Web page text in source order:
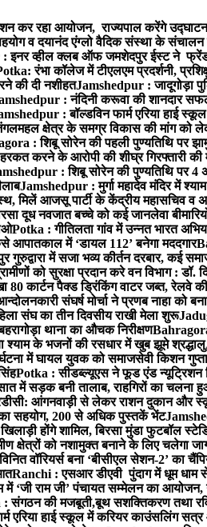
कर रहा आयोजन, राज्यपाल करेंगे
व दयानंद एंग्लो वैदिक संस्था के
इनर व्हील क्लब ऑफ जमशेदपुर ईस्ट ने
रंभा कॉलेज में टीएलएम प्रदर्शनी,
की दी नशीहतJamshedpur : जादूगोड़ा
: नंदिनी करूवा की शानदार
: बॉल्डविन फार्म एरिया हाई स्कूल
क्षेत्र के समग्र विकास की मांग को
: शिबू सोरेन की पहली पुण्यतिथि पर
करने के आरोपी की शीघ्र गिरफ्तारी की
: शिबू सोरेन की पुण्यतिथि पर 4
Jamshedpur : मुर्गा महादेव मंदिर में
मिलें आजसू पार्टी के केंद्रीय महासचिव व
दूध नवजात बच्चे को कई जानलेवा
Potka : गीतिलता गांव में उन्नत भारत
में ‘डायल 112’ बनेगा मददगार
में सजा भव्य कीर्तन दरबार, कई
को सुरक्षा प्रदान करे वन विभाग : डॉ.
कार्टन पैक्ड ड्रिंकिंग वाटर जब्त, रेलवे की
संघर्ष मोर्चा ने प्रणब नाहा को
संघ का तीन दिवसीय राखी मेला शुरू
थाना का औचक निरीक्षण
श्याम के भजनों की रसधार में खुब झूमे श्रद्धालु
में घायल युवक को समाजसेवी किशन
Potka : सीडब्ल्यूएस ने फूड एंड न्यूट्रिशन
में सड़क बनी तालाब, राहगिरों का चलना
आंगनवाड़ी से लेकर राशन दुकान और
का सहयोग, 200 से अधिक पुस्तकें भेंट
होंगे शामिल, बिरसा मुंडा फुटबॉल
क्षेत्रों को नशामुक्त बनाने के लिए चलेगा
वॉरियर्स बना ‘बीसीएल सेशन-2’ का
Ranchi : एसआर डीएवी पुंदाग में धूम धाम से
‘जी राम जी’ पंचायत सम्मेलन का आयोजन,
संगठन की मजबूती,बूथ सशक्तिकरण तथा
एरिया हाई स्कूल में करियर काउंसलिंग सत्र